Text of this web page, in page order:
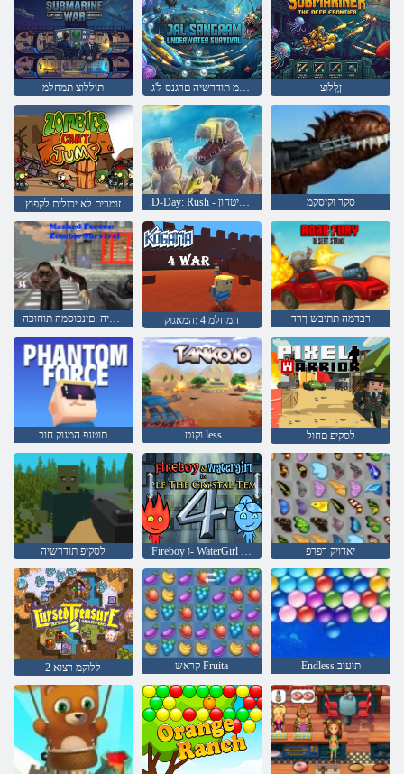
תוללוצ תמחלמ םימל תחתמ תודרשיה םרגנס ל'ג ןָלְלֹוצ
זומבים לא יכולים לקפוץ D-Day: Rush - מגדל ביטחון סקר וקיסקמ
יבמוז תודרשיה :םינכוסמה תוחוכה המחלמ 4 :המאגוק רבדמה תתיבש ךרד
םוטנפ המגוק חוכ .וקנט less לסקיפ םחול
לסקיפ תודרשיה Fireboy ו- WaterGirl 4: Temple Crystal יאדויק רפרפ
2 ללוקמ רצוא קראש Fruita Endless תועוב